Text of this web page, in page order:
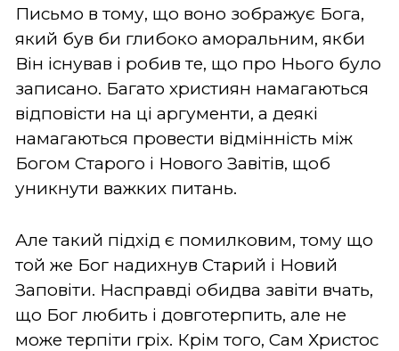
Письмо в тому, що воно зображує Бога,
який був би глибоко аморальним, якби
Він існував і робив те, що про Нього було
записано. Багато християн намагаються
відповісти на ці аргументи, а деякі
намагаються провести відмінність між
Богом Старого і Нового Завітів, щоб
уникнути важких питань.
Але такий підхід є помилковим, тому що
той же Бог надихнув Старий і Новий
Заповіти. Насправді обидва завіти вчать,
що Бог любить і довготерпить, але не
може терпіти гріх. Крім того, Сам Христос